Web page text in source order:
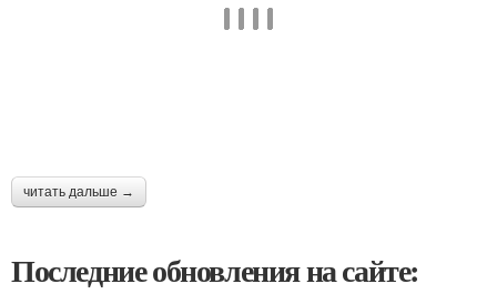
читать дальше →
Последние обновления на сайте: